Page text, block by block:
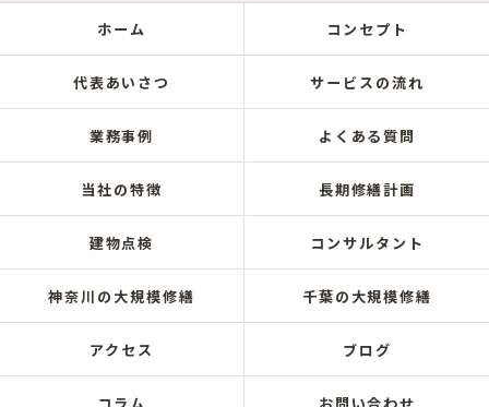
ホーム コンセプト
代表あいさつ サービスの流れ
業務事例 よくある質問
当社の特徴 長期修繕計画
建物点検 コンサルタント
神奈川の大規模修繕 千葉の大規模修繕
アクセス ブログ
コラム お問い合わせ